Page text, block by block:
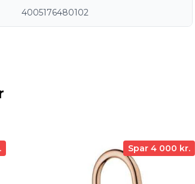
4005176480102
Spar 4 000 kr.